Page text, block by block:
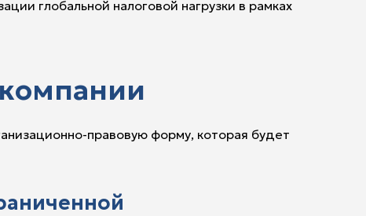
глобальной налоговой нагрузки в рамках
правовую форму, которая будет